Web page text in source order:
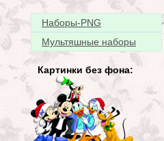
Наборы-PNG
Мультяшные наборы
Картинки без фона: